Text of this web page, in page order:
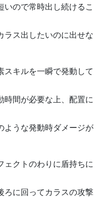
いので常時出し続けるこ
ラス出したいのに出せな
スキルを一瞬で発動して
時間が必要な上、配置に
ような発動時ダメージが
ェクトのわりに盾持ちに
ろに回ってカラスの攻撃